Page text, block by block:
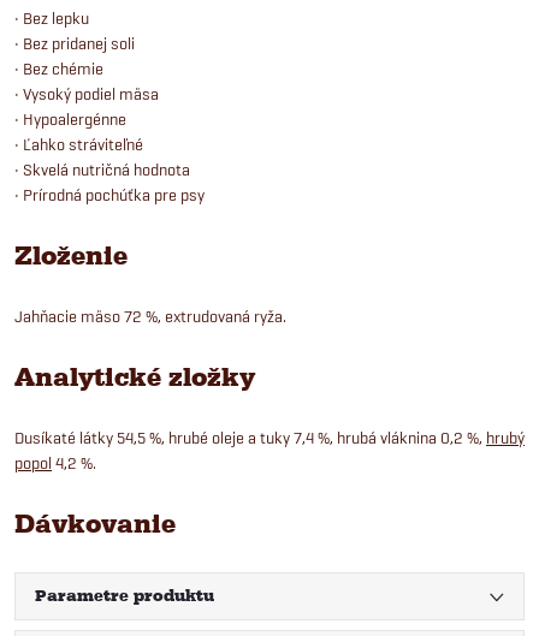
• Bez lepku
• Bez pridanej soli
• Bez chémie
• Vysoký podiel mäsa
• Hypoalergénne
• Ľahko stráviteľné
• Skvelá nutričná hodnota
• Prírodná pochúťka pre psy
Zloženie
Jahňacie mäso 72 %, extrudovaná ryža.
Analytické zložky
Dusíkaté látky 54,5 %, hrubé oleje a tuky 7,4 %, hrubá vláknina 0,2 %, hrubý
popol 4,2 %.
Dávkovanie
Parametre produktu